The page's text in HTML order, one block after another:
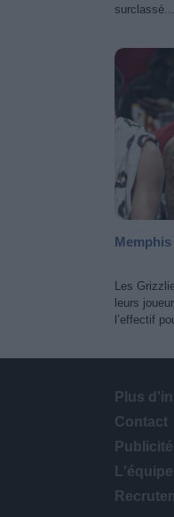
surclassé...
Les
leurs
l’effectif
Plus
Contact
Publicité
L'équipe